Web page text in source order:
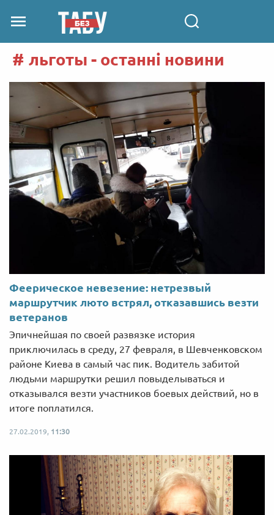
льготы - останні новини
Феерическое невезение: нетрезвый
маршрутчик люто встрял, отказавшись везти
ветеранов
Эпичнейшая по своей развязке история
приключилась в среду, 27 февраля, в Шевченковском
районе Киева в самый час пик. Водитель забитой
людьми маршрутки решил повыделываться и
отказывался везти участников боевых действий, но в
итоге поплатился.
27.02.2019, 11:30